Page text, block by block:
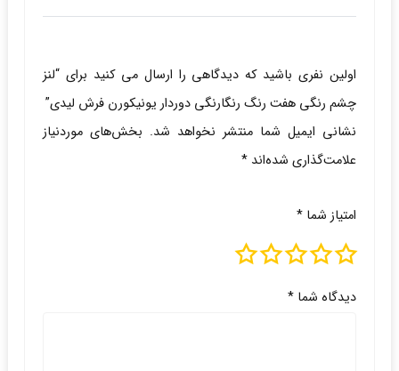
اولین نفری باشید که دیدگاهی را ارسال می کنید برای “لنز
چشم رنگی هفت رنگ رنگارنگی دوردار یونیکورن فرش لیدی”
نشانی ایمیل شما منتشر نخواهد شد. بخش‌های موردنیاز
علامت‌گذاری شده‌اند *
امتیاز شما *
دیدگاه شما *